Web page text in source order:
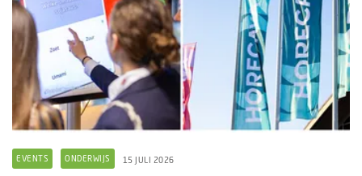
EVENTS ONDERWIJS 15 JULI 2026